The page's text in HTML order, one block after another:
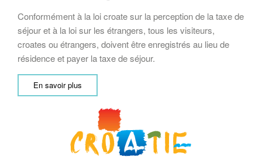
Conformément à la loi croate sur la perception de la taxe de
séjour et à la loi sur les étrangers, tous les visiteurs,
croates ou étrangers, doivent être enregistrés au lieu de
résidence et payer la taxe de séjour.
En savoir plus